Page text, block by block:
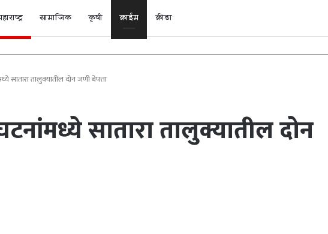
सामाजिक कृषी क्राईम क्रीडा
सातारा तालुक्यातील दोन जणी बेपत्ता
सातारा तालुक्यातील दोन